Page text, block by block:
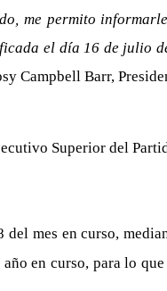
me permito
el día 16 de julio
Campbell Barr,
Superior del
mes en curso,
en curso, para lo